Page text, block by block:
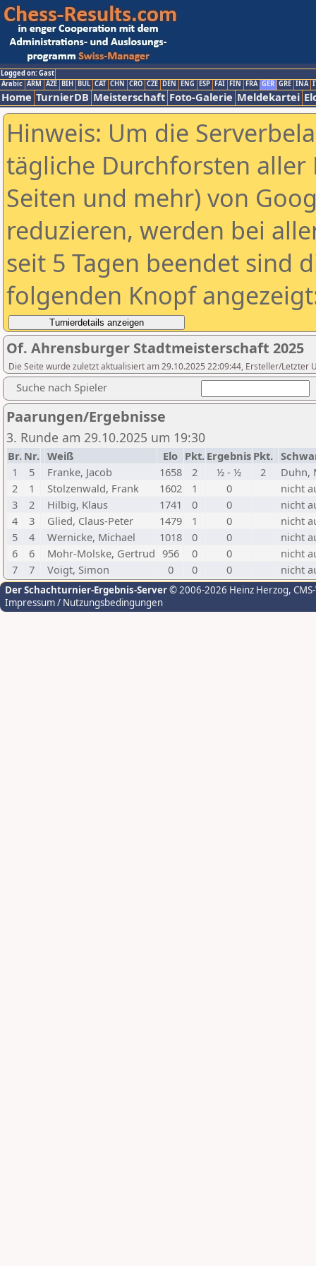
Logged on: Gast
Arabic ARM AZE BIH BUL CAT CHN CRO CZE DEN ENG ESP FAI FIN FRA GER GRE INA
Home TurnierDB Meisterschaft Foto-Galerie Meldekartei
Hinweis: Um die
tägliche Durchforsten aller
Seiten und mehr) von
reduzieren, werden bei
seit 5 Tagen beendet sind
folgenden Knopf
Of. Ahrensburger Stadtmeisterschaft 2025
Die Seite wurde zuletzt aktualisiert am 29.10.2025 22:09:44, Ersteller/Letzter
Suche nach Spieler
Paarungen/Ergebnisse
3. Runde am 29.10.2025 um 19:30
Br. Nr. Weiß Elo Pkt. Ergebnis Pkt.
1
5 Franke, Jacob 1658 2 ½ - ½ 2
Duhn,
2
1 Stolzenwald, Frank 1602 1 0
nicht
3
2 Hilbig, Klaus 1741 0 0
nicht
4
3 Glied, Claus-Peter 1479 1 0
nicht
5
4 Wernicke, Michael 1018 0 0
nicht
6
6 Mohr-Molske, Gertrud 956 0 0
nicht
7
7 Voigt, Simon 0 0 0 nicht
Der Schachturnier-Ergebnis-Server© 2006-2026 Heinz Herzog,
Impressum / Nutzungsbedingungen